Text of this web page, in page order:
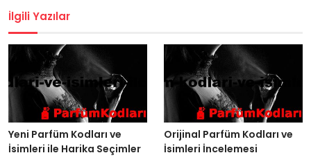
İlgili Yazılar
Yeni Parfüm Kodları ve
İsimleri ile Harika Seçimler
Orijinal Parfüm Kodları ve
İsimleri İncelemesi